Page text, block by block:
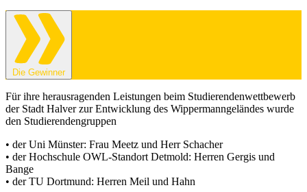
Die Gewinner
Für ihre herausragenden Leistungen beim Studierendenwettbewerb
der Stadt Halver zur Entwicklung des Wippermanngeländes wurde
den Studierendengruppen
• der Uni Münster: Frau Meetz und Herr Schacher
• der Hochschule OWL-Standort Detmold: Herren Gergis und
Bange
• der TU Dortmund: Herren Meil und Hahn